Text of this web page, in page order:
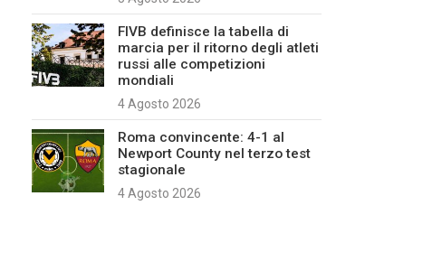
FIVB definisce la tabella di
marcia per il ritorno degli atleti
russi alle competizioni
mondiali
4 Agosto 2026
Roma convincente: 4-1 al
Newport County nel terzo test
stagionale
4 Agosto 2026